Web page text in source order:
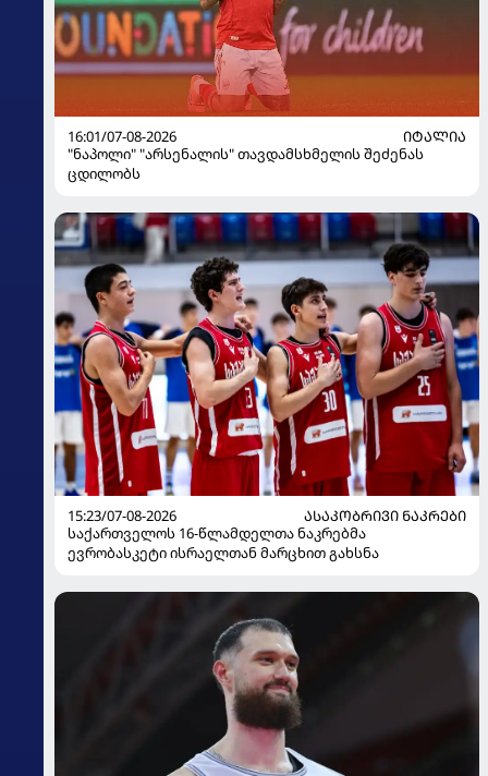
16:01/07-08-2026
ᲘᲢᲐᲚᲘᲐ
"ნაპოლი" "არსენალის" თავდამსხმელის შეძენას
ცდილობს
15:23/07-08-2026
ᲐᲡᲐᲙᲝᲑᲠᲘᲕᲘ ᲜᲐᲙᲠᲔᲑᲘ
საქართველოს 16-წლამდელთა ნაკრებმა
ევრობასკეტი ისრაელთან მარცხით გახსნა